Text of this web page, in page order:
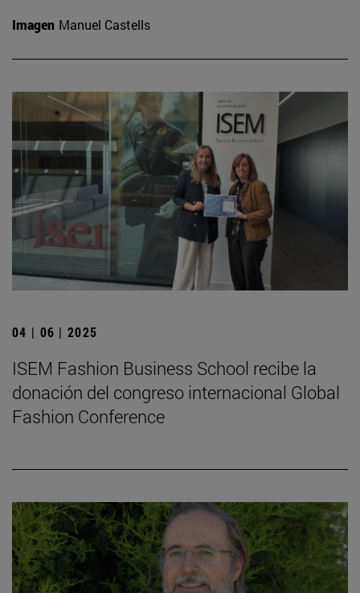
Imagen Manuel Castells
04 | 06 | 2025
ISEM Fashion Business School recibe la
donación del congreso internacional Global
Fashion Conference